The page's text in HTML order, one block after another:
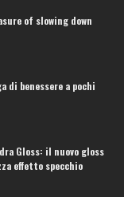
of slowing down
di benessere a pochi
Gloss: il nuovo gloss
effetto specchio